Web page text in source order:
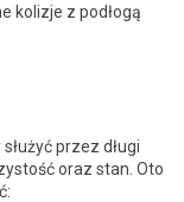
kolizje z podłogą
przez długi
oraz stan. Oto